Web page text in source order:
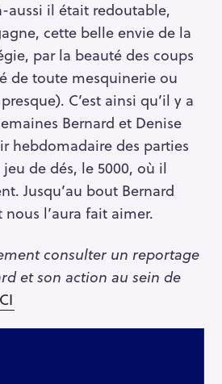
aussi il était redoutable,
cette belle envie de la
par la beauté des coups
de toute mesquinerie ou
C’est ainsi qu’il y a
Bernard et Denise
hebdomadaire des parties
de dés, le 5000, où il
Jusqu’au bout Bernard
l’aura fait aimer.
consulter un reportage
et son action au sein de